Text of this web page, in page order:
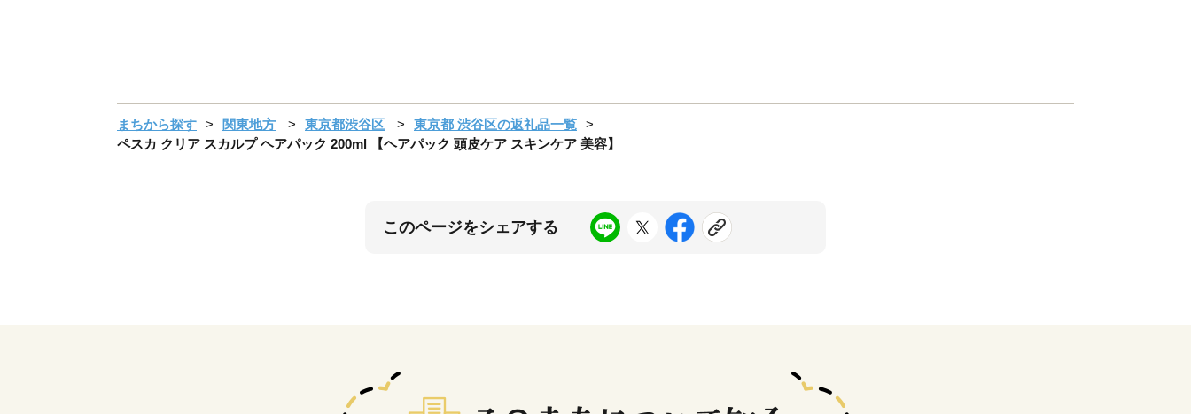
まちから探す 関東地方 東京都渋谷区
東京都 渋谷区の返礼品一覧
ペスカ クリア スカルプ ヘアパック 200ml 【ヘアパック 頭皮ケア スキンケア 美容】
このページをシェアする